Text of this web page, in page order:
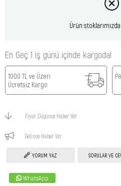
Ürün
En Geç 1 iş günü içinde kargoda!
1000 TL ve Üzeri
Ücretsiz Kargo
Fiyat Düşünce Haber Ver
Gelince Haber Ver
YORUM YAZ SORULAR VE
WhatsApp